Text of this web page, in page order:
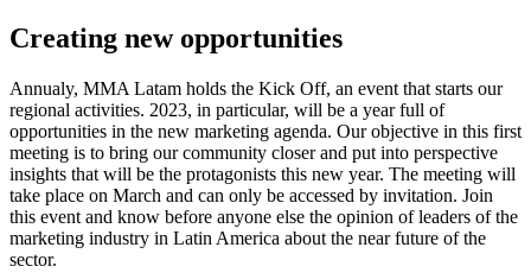
Creating new opportunities
Annualy, MMA Latam holds the Kick Off, an event that starts our
regional activities. 2023, in particular, will be a year full of
opportunities in the new marketing agenda. Our objective in this first
meeting is to bring our community closer and put into perspective
insights that will be the protagonists this new year. The meeting will
take place on March and can only be accessed by invitation. Join
this event and know before anyone else the opinion of leaders of the
marketing industry in Latin America about the near future of the
sector.